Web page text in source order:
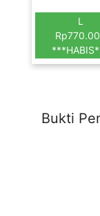
L
Bukti